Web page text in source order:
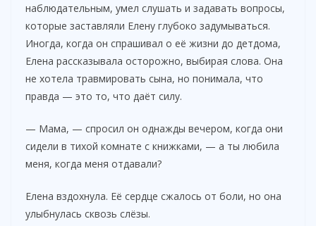
наблюдательным, умел слушать и задавать вопросы,
которые заставляли Елену глубоко задумываться.
Иногда, когда он спрашивал о её жизни до детдома,
Елена рассказывала осторожно, выбирая слова. Она
не хотела травмировать сына, но понимала, что
правда — это то, что даёт силу.
— Мама, — спросил он однажды вечером, когда они
сидели в тихой комнате с книжками, — а ты любила
меня, когда меня отдавали?
Елена вздохнула. Её сердце сжалось от боли, но она
улыбнулась сквозь слёзы.